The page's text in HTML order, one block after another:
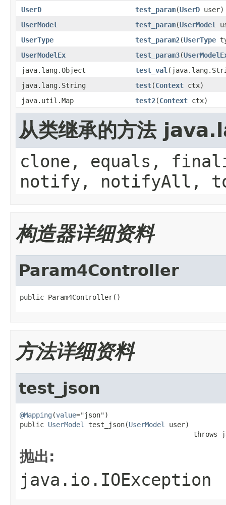
UserD
test_param(UserD user)
UserModel
test_param(UserModel
UserType
test_param2(UserType
UserModelEx
test_param3(
java.lang.Object
test_val
java.lang.String
test(Context ctx)
java.util.Map
test2(Context ctx)
从类继承的方法
clone, equals,
notify, notifyAll,
构造器详细资料
Param4Controller
public Param4Controller()
方法详细资料
test_json
@Mapping (value="json")
public UserModel test_json(UserModel
user)
throws
抛出:
java.io.IOException